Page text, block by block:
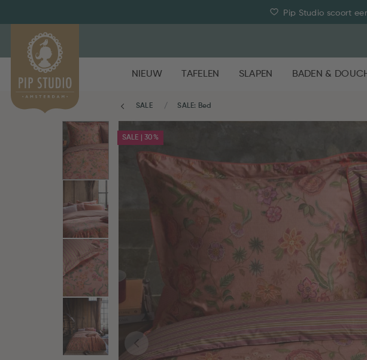
Pip Studio scoort
NIEUW TAFELEN SLAPEN BADEN &
SALE SALE: Bed
SALE | 30%